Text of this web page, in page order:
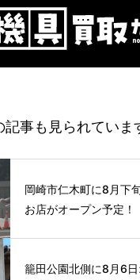
記事も見られていま
岡崎市仁木町に8月下
お店がオープン予定！
籠田公園北側に8月6